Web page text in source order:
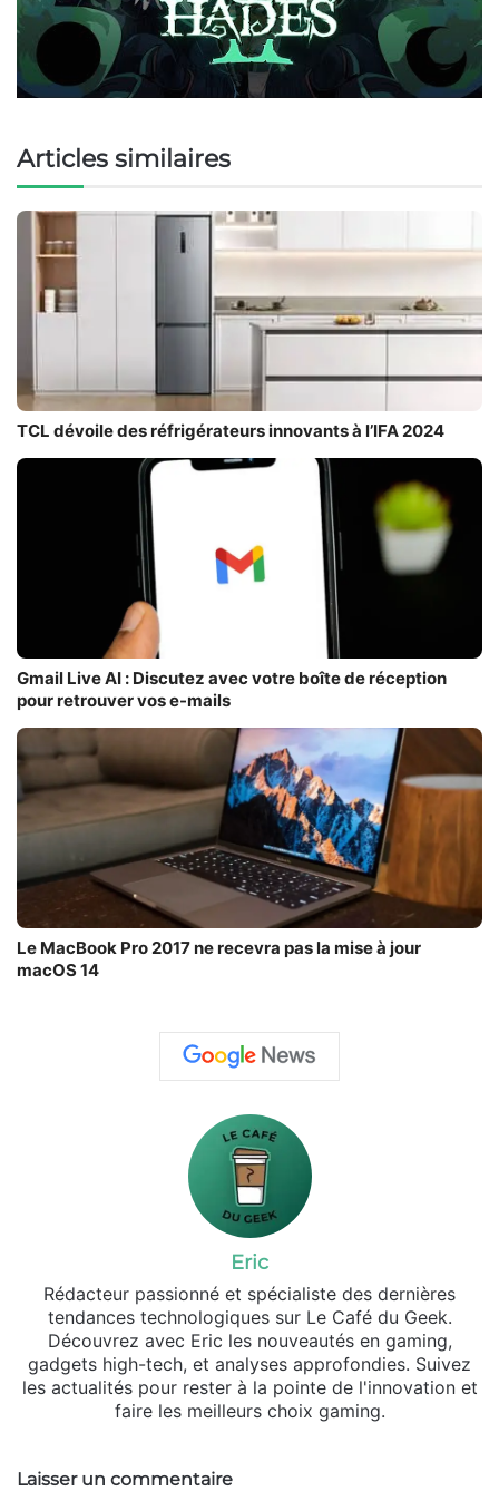
Articles similaires
TCL dévoile des réfrigérateurs innovants à l’IFA 2024
Gmail Live AI : Discutez avec votre boîte de réception
pour retrouver vos e-mails
Le MacBook Pro 2017 ne recevra pas la mise à jour
macOS 14
Eric
Rédacteur passionné et spécialiste des dernières
tendances technologiques sur Le Café du Geek.
Découvrez avec Eric les nouveautés en gaming,
gadgets high-tech, et analyses approfondies. Suivez
les actualités pour rester à la pointe de l'innovation et
faire les meilleurs choix gaming.
Laisser un commentaire